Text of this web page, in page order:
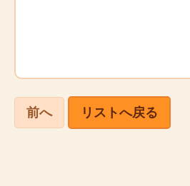
前へ リストへ戻る